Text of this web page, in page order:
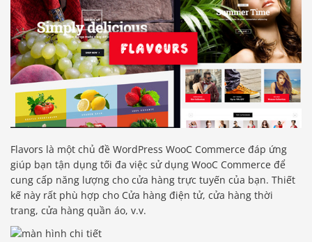
Flavors là một chủ đề WordPress WooC Commerce đáp ứng
giúp bạn tận dụng tối đa việc sử dụng WooC Commerce để
cung cấp năng lượng cho cửa hàng trực tuyến của bạn. Thiết
kế này rất phù hợp cho Cửa hàng điện tử, cửa hàng thời
trang, cửa hàng quần áo, v.v.